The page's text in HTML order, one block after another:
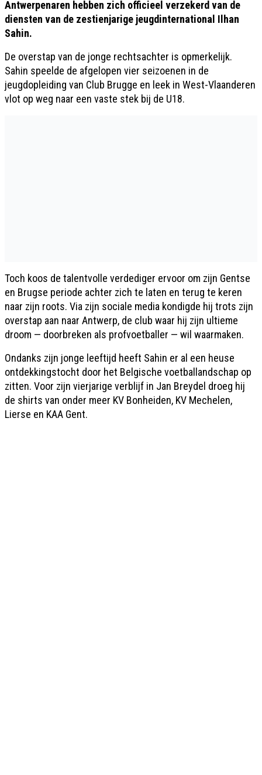
Antwerpenaren hebben zich officieel verzekerd van de
diensten van de zestienjarige jeugdinternational Ilhan
Sahin.
De overstap van de jonge rechtsachter is opmerkelijk.
Sahin speelde de afgelopen vier seizoenen in de
jeugdopleiding van Club Brugge en leek in West-Vlaanderen
vlot op weg naar een vaste stek bij de U18.
Toch koos de talentvolle verdediger ervoor om zijn Gentse
en Brugse periode achter zich te laten en terug te keren
naar zijn roots. Via zijn sociale media kondigde hij trots zijn
overstap aan naar Antwerp, de club waar hij zijn ultieme
droom — doorbreken als profvoetballer — wil waarmaken.
Ondanks zijn jonge leeftijd heeft Sahin er al een heuse
ontdekkingstocht door het Belgische voetballandschap op
zitten. Voor zijn vierjarige verblijf in Jan Breydel droeg hij
de shirts van onder meer KV Bonheiden, KV Mechelen,
Lierse en KAA Gent.